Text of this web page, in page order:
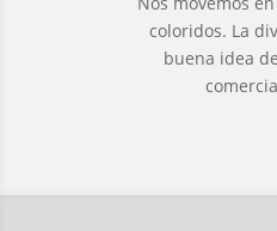
coloridos. La
buena idea